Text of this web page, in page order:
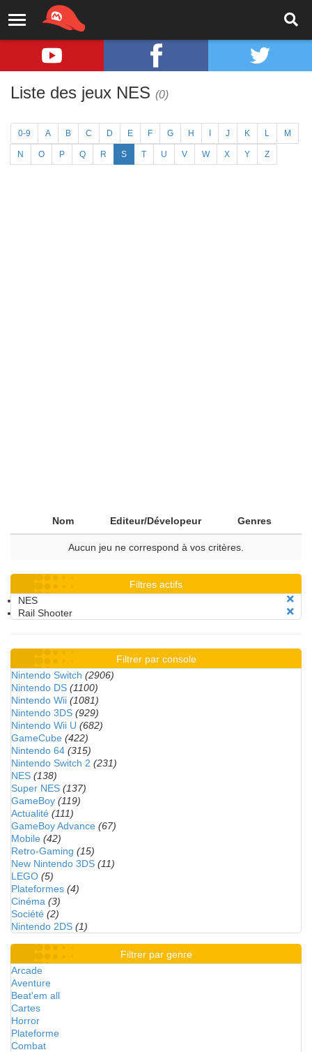
Liste des jeux NES (0)
0-9 A B C D E F G H J K L M
N O P Q R S T U V W X Y Z
Nom Editeur/Dévelopeur Genres
Aucun jeu ne correspond à vos critères.
Filtres actifs
NES
Rail Shooter
Filtrer par console
Nintendo Switch (2906)
Nintendo DS (1100)
Nintendo Wii (1081)
Nintendo 3DS (929)
Nintendo Wii U (682)
GameCube (422)
Nintendo 64 (315)
Nintendo Switch 2 (231)
NES (138)
Super NES (137)
GameBoy (119)
Actualité (111)
GameBoy Advance (67)
Mobile (42)
Retro-Gaming (15)
New Nintendo 3DS (11)
LEGO (5)
Plateformes (4)
Cinéma (3)
Société (2)
Nintendo 2DS (1)
Filtrer par genre
Arcade
Aventure
Beat'em all
Cartes
Horror
Plateforme
Combat